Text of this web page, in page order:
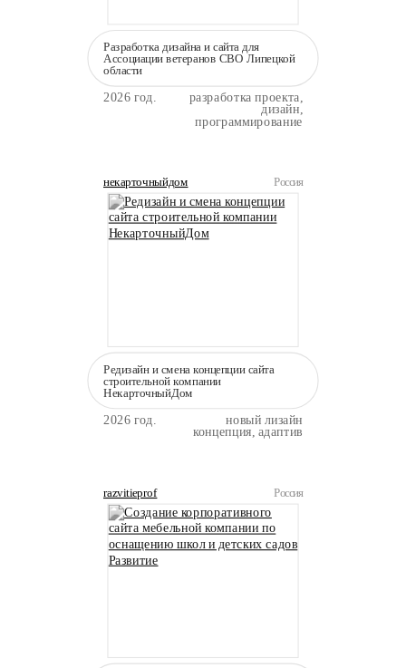
Разработка дизайна и сайта для
Ассоциации ветеранов СВО Липецкой
области
2026 год. разработка проекта,
дизайн,
программирование
некарточныйдом Россия
Редизайн и смена концепции сайта
строительной компании
НекарточныйДом
2026 год.
новый лизайн
концепция, адаптив
razvitieprof Россия